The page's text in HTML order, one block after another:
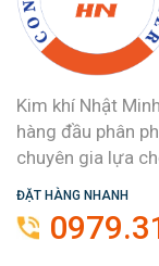
Kim khí Nhật
hàng đầu phân
chuyên gia lựa
ĐẶT HÀNG NHANH